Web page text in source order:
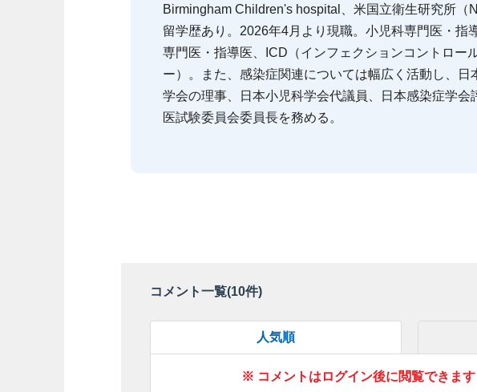
Birmingham Children's hospital、米国立衛生研究所（
留学歴あり。2026年4月より現職。小児科専門医・指
専門医・指導医、ICD（インフェクションコントロー
ー）。また、感染症関連については幅広く活動し、日
学会の理事、日本小児科学会代議員、日本感染症学会
医試験委員会委員長を務める。
コメント一覧(10件)
人気順
※ コメントはログイン後に閲覧できます